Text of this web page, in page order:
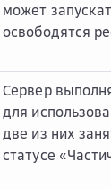
может
освободятся
Сервер
для
две из них
статусе